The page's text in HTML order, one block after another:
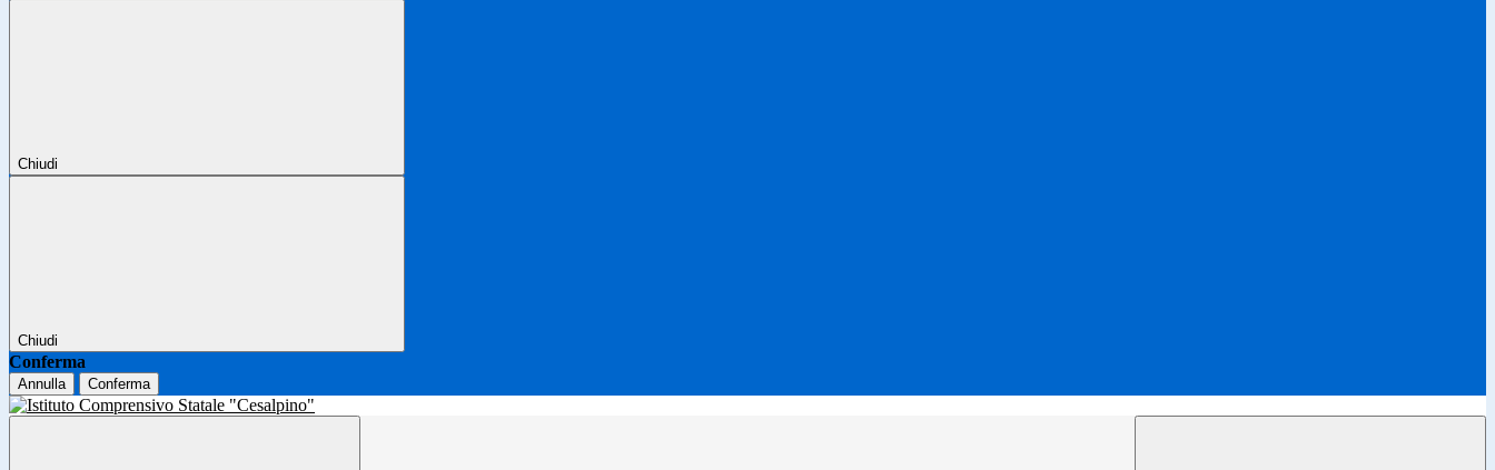
Chiudi
Chiudi
Conferma
Annulla Conferma